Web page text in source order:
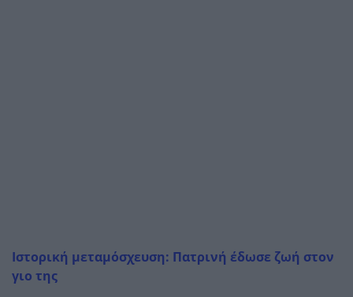
Ιστορική μεταμόσχευση: Πατρινή έδωσε ζωή στον
γιο της